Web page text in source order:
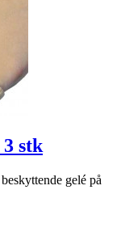
stk
gelé på